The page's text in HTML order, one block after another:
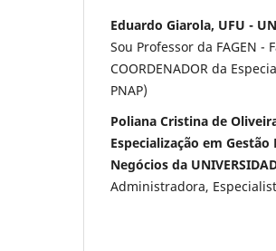
Eduardo Giarola, UFU -
Sou Professor da FAGEN -
COORDENADOR da
PNAP)
Poliana Cristina de
Especialização em
Negócios da
Administradora,